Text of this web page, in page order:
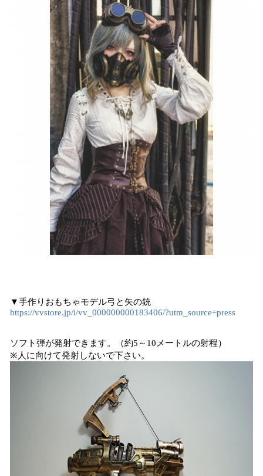
▼手作りおもちゃモデル弓と矢の銃
https://vvstore.jp/i/vv_000000000183406/?utm_source=press
ソフト弾が発射できます。（約5～10メートルの射程）
※人に向けて発射しないで下さい。